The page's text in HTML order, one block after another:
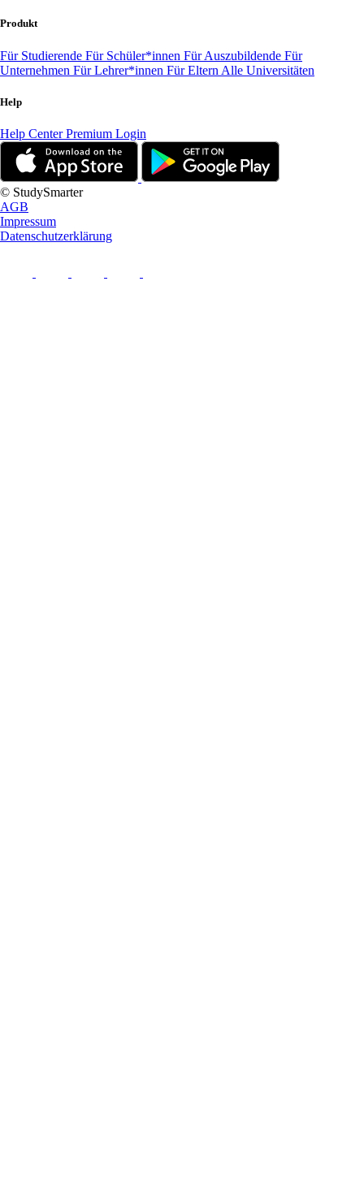
Produkt
Für Studierende Für Schüler*innen Für Auszubildende Für
Unternehmen Für Lehrer*innen Für Eltern Alle Universitäten
Help
Help CenterPremium Login
© StudySmarter
AGB
Impressum
Datenschutzerklärung